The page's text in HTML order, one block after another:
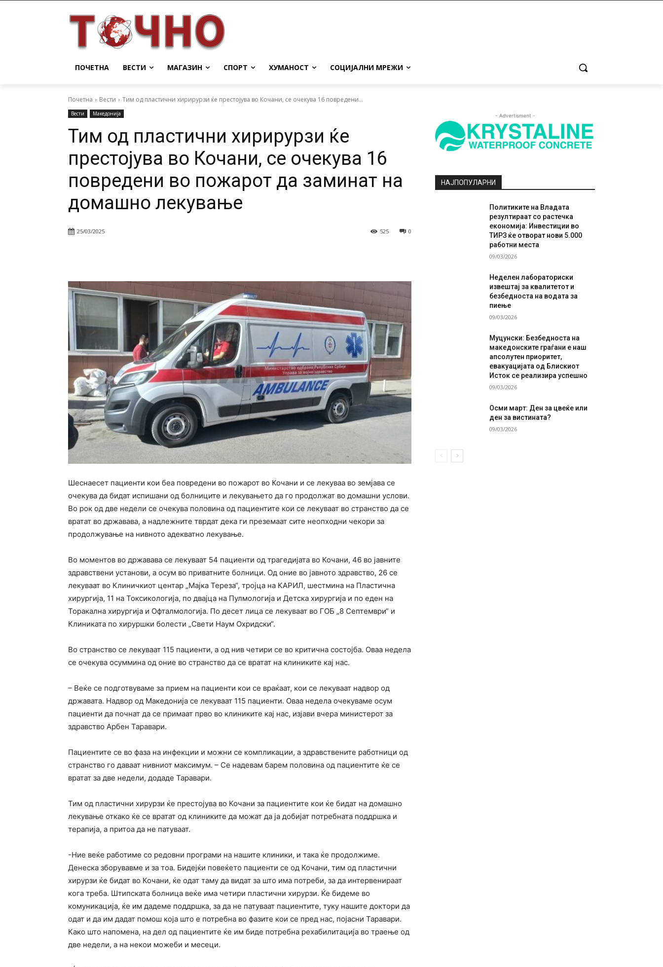
ПОЧЕТНА ВЕСТИ МАГАЗИН СПОРТ ХУМАНОСТ СОЦИЈАЛНИ МРЕЖИ
Почетна Вести Тим од пластични хирирурзи ќе престојува во Кочани, се очекува 16 повредени...
Вести Македонија
Тим од пластични хирирурзи ќе
престојува во Кочани, се очекува 16
повредени во пожарот да заминат на
домашно лекување
25/03/2025 0
525
Шеснаесет пациенти кои беа повредени во пожарот во Кочани и се лекуваа во земјава се
очекува да бидат испишани од болниците и лекувањето да го продолжат во домашни услови.
Во рок од две недели се очекува половина од пациентите кои се лекуваат во странство да се
вратат во државава, а надлежните тврдат дека ги преземаат сите неопходни чекори за
продолжување на нивното адекватно лекување.
Во моментов во државава се лекуваат 54 пациенти од трагедијата во Кочани, 46 во јавните
здравствени установи, а осум во приватните болници. Од оние во јавното здравство, 26 се
лекуваат во Клиничкиот центар „Мајка Тереза“, тројца на КАРИЛ, шестмина на Пластична
хирургија, 11 на Токсикологија, по двајца на Пулмологија и Детска хирургија и по еден на
Торакална хирургија и Офталмологија. По десет лица се лекуваат во ГОБ „8 Септември“ и
Клиниката по хируршки болести „Свети Наум Охридски“.
Во странство се лекуваат 115 пациенти, а од нив четири се во критична состојба. Оваа недела
се очекува осуммина од оние во странство да се вратат на клиниките кај нас.
– Веќе се подготвуваме за прием на пациенти кои се враќаат, кои се лекуваат надвор од
државата. Надвор од Македонија се лекуваат 115 пациенти. Оваа недела очекуваме осум
пациенти да почнат да се примаат прво во клиниките кај нас, изјави вчера министерот за
здравство Арбен Таравари.
Пациентите се во фаза на инфекции и можни се компликации, а здравствените работници од
странство го даваат нивниот максимум. – Се надевам барем половина од пациентите ќе се
вратат за две недели, додаде Таравари.
Тим од пластични хирурзи ќе престојува во Кочани за пациентите кои ќе бидат на домашно
лекување откако ќе се вратат од клиниките да можат да ја добијат потребната поддршка и
терапија, а притоа да не патуваат.
-Ние веќе работиме со редовни програми на нашите клиники, и така ќе продолжиме.
Денеска зборувавме и за тоа. Бидејќи повеќето пациенти се од Кочани, тим од пластични
хирурзи ќе бидат во Кочани, ќе одат таму да видат за што има потреби, за да интервенираат
кога треба. Штипската болница веќе има четири пластични хирурзи. Ќе бидеме во
комуникација, ќе им дадеме поддршка, за да не патуваат пациентите, туку нашите доктори да
одат и да им дадат помош која што е потребна во фазите кои се пред нас, појасни Таравари.
Како што напомена, на дел од пациентите ќе им биде потребна рехабилитација во траење од
две недели, а на некои можеби и месеци.
- Advertisment -
НАЈПОПУЛАРНИ
Политиките на Владата
резултираат со растечка
економија: Инвестиции во
ТИРЗ ќе отворат нови 5.000
работни места
09/03/2026
Неделен лабораториски
извештај за квалитетот и
безбедноста на водата за
пиење
09/03/2026
Муцунски: Безбедноста на
македонските граѓани е наш
апсолутен приоритет,
евакуацијата од Блискиот
Исток се реализира успешно
09/03/2026
Осми март: Ден за цвеќе или
ден за вистината?
09/03/2026